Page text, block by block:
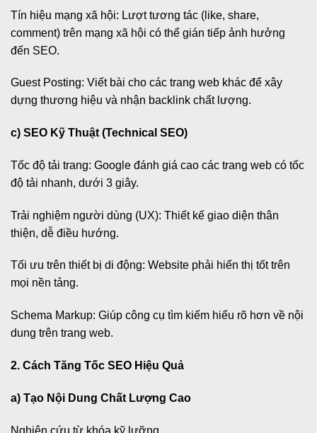
Tín hiệu mạng xã hội: Lượt tương tác (like, share,
comment) trên mạng xã hội có thể gián tiếp ảnh hưởng
đến SEO.
Guest Posting: Viết bài cho các trang web khác để xây
dựng thương hiệu và nhận backlink chất lượng.
c) SEO Kỹ Thuật (Technical SEO)
Tốc độ tải trang: Google đánh giá cao các trang web có tốc
độ tải nhanh, dưới 3 giây.
Trải nghiệm người dùng (UX): Thiết kế giao diện thân
thiện, dễ điều hướng.
Tối ưu trên thiết bị di động: Website phải hiển thị tốt trên
mọi nền tảng.
Schema Markup: Giúp công cụ tìm kiếm hiểu rõ hơn về nội
dung trên trang web.
2. Cách Tăng Tốc SEO Hiệu Quả
a) Tạo Nội Dung Chất Lượng Cao
Nghiên cứu từ khóa kỹ lưỡng.